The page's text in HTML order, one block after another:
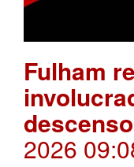
Fulham
descenso
2026